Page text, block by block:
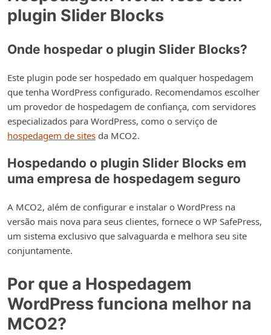
plugin Slider Blocks
Onde hospedar o plugin Slider Blocks?
Este plugin pode ser hospedado em qualquer hospedagem
que tenha WordPress configurado. Recomendamos escolher
um provedor de hospedagem de confiança, com servidores
especializados para WordPress, como o serviço de
hospedagem de sites da MCO2.
Hospedando o plugin Slider Blocks em
uma empresa de hospedagem seguro
A MCO2, além de configurar e instalar o WordPress na
versão mais nova para seus clientes, fornece o WP SafePress,
um sistema exclusivo que salvaguarda e melhora seu site
conjuntamente.
Por que a Hospedagem
WordPress funciona melhor na
MCO2?